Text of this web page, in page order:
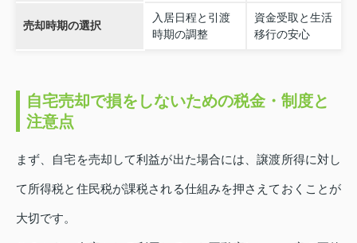
売却時期の選択
入居日程と引渡
時期の調整
資金受取と生活
移行の安心
自宅売却で損をしないための税金・制度と
注意点
まず、自宅を売却して利益が出た場合には、譲渡所得に対し
て所得税と住民税が課税される仕組みを押さえておくことが
大切です。